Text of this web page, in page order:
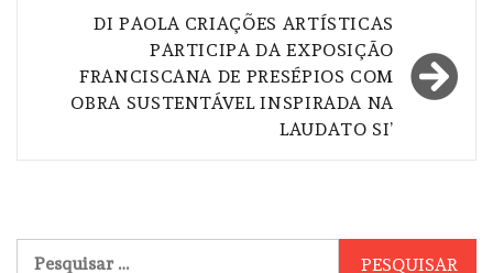
DI PAOLA CRIAÇÕES ARTÍSTICAS
PARTICIPA DA EXPOSIÇÃO
FRANCISCANA DE PRESÉPIOS COM
OBRA SUSTENTÁVEL INSPIRADA NA
LAUDATO SI’